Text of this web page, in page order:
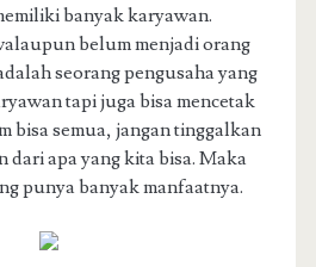
banyak karyawan.
belum menjadi orang
seorang pengusaha yang
tapi juga bisa mencetak
bisa semua, jangan tinggalkan
dari apa yang kita bisa. Maka
punya banyak manfaatnya.